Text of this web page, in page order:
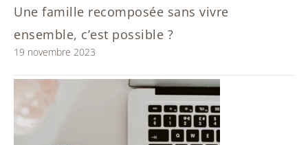
Une famille recomposée sans vivre
ensemble, c’est possible ?
19 novembre 2023